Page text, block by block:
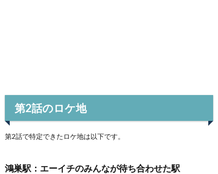
第2話のロケ地
第2話で特定できたロケ地は以下です。
鴻巣駅：エーイチのみんなが待ち合わせた駅